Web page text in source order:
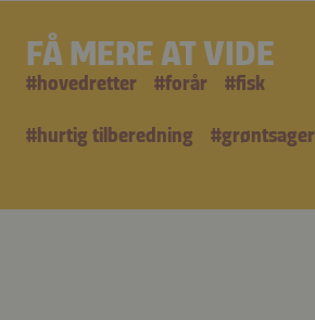
FÅ MERE AT VIDE
#hovedretter #forår #fisk
#hurtig tilberedning #grøntsager